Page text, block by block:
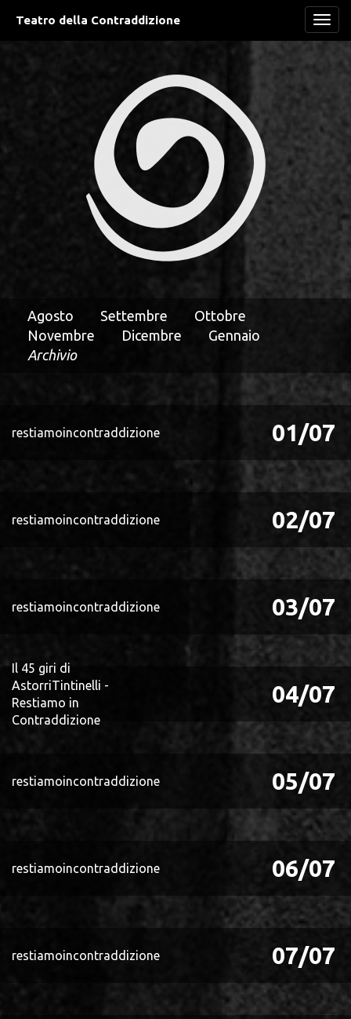
Teatro della Contraddizione
Agosto Settembre
Ottobre
Novembre
Dicembre
Gennaio
Archivio
restiamoincontraddizione 01/07
restiamoincontraddizione 02/07
restiamoincontraddizione 03/07
Il 45 giri di
AstorriTintinelli -
Restiamo in
Contraddizione
04/07
restiamoincontraddizione 05/07
restiamoincontraddizione 06/07
restiamoincontraddizione 07/07